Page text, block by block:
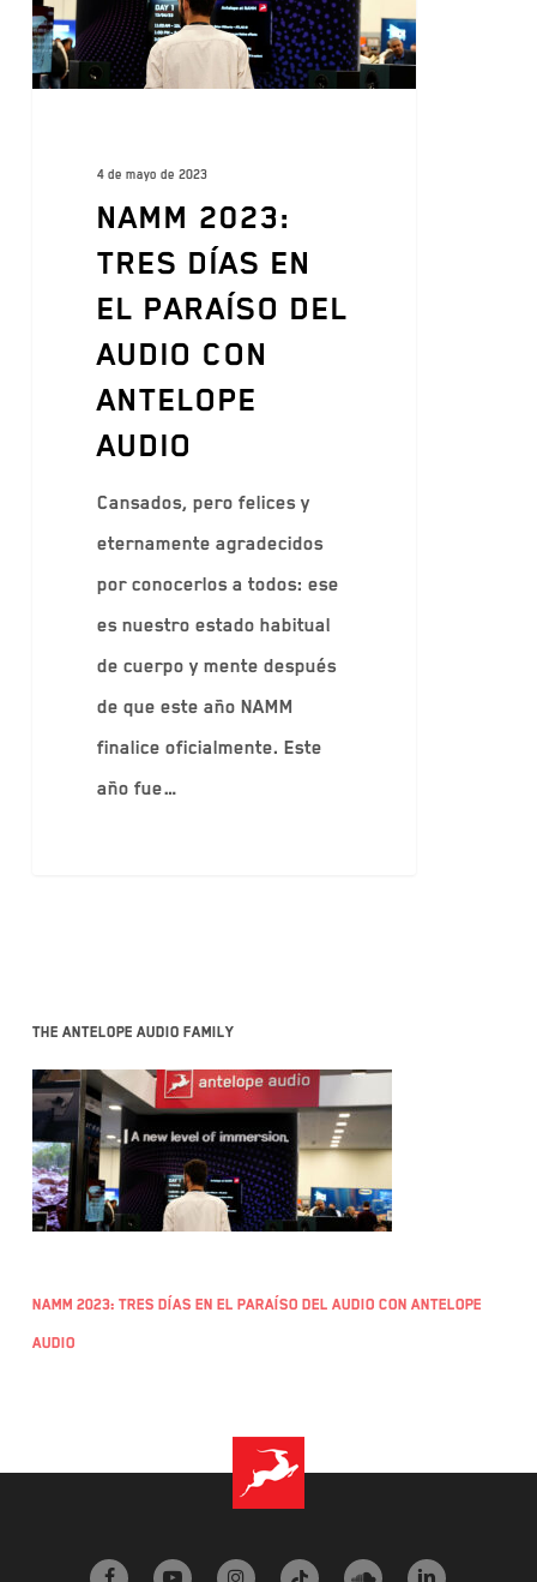
4 de mayo de 2023
NAMM 2023:
TRES DÍAS EN
EL PARAÍSO DEL
AUDIO CON
ANTELOPE
AUDIO
Cansados, pero felices y
eternamente agradecidos
por conocerlos a todos: ese
es nuestro estado habitual
de cuerpo y mente después
de que este año NAMM
finalice oficialmente. Este
año fue…
The Antelope Audio family
NAMM 2023: TRES DÍAS EN EL PARAÍSO DEL AUDIO CON ANTELOPE
AUDIO